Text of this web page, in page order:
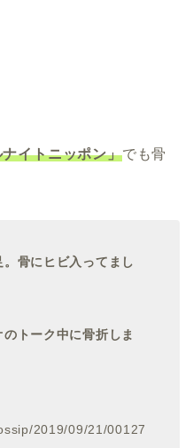
イトニッポン」でも骨
。骨にヒビ入ってまし
のトーク中に骨折しま
2019/09/21/00127